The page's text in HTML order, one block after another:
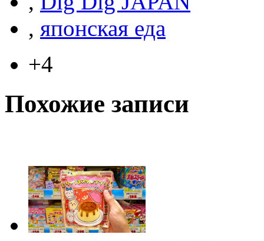
, японская еда
+4
Похожие записи